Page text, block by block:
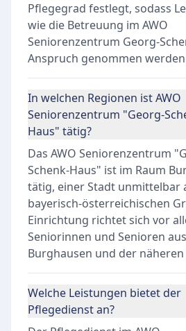
Pflegegrad festlegt, sodass
wie die Betreuung im AWO
Seniorenzentrum Georg-
Anspruch genommen
In welchen Regionen ist AWO
Seniorenzentrum "Georg-
Haus" tätig?
Das AWO Seniorenzentrum
Schenk-Haus" ist im Raum
tätig, einer Stadt unmittelbar
bayerisch-österreichischen
Einrichtung richtet sich vor
Seniorinnen und Senioren aus
Burghausen und der
Welche Leistungen bietet der
Pflegedienst an?